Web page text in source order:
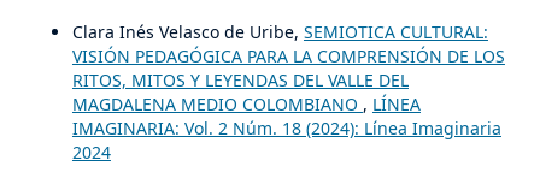
Clara Inés Velasco de Uribe, SEMIOTICA CULTURAL:
VISIÓN PEDAGÓGICA PARA LA COMPRENSIÓN DE LOS
RITOS, MITOS Y LEYENDAS DEL VALLE DEL
MAGDALENA MEDIO COLOMBIANO , LÍNEA
IMAGINARIA: Vol. 2 Núm. 18 (2024): Línea Imaginaria
2024